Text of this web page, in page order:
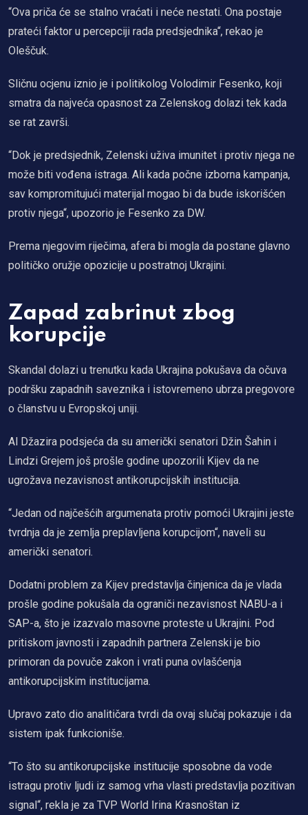
“Ova priča će se stalno vraćati i neće nestati. Ona postaje
prateći faktor u percepciji rada predsjednika“, rekao je
Oleščuk.
Sličnu ocjenu iznio je i politikolog Volodimir Fesenko, koji
smatra da najveća opasnost za Zelenskog dolazi tek kada
se rat završi.
“Dok je predsjednik, Zelenski uživa imunitet i protiv njega ne
može biti vođena istraga. Ali kada počne izborna kampanja,
sav kompromitujući materijal mogao bi da bude iskorišćen
protiv njega“, upozorio je Fesenko za DW.
Prema njegovim riječima, afera bi mogla da postane glavno
političko oružje opozicije u postratnoj Ukrajini.
Zapad zabrinut zbog
korupcije
Skandal dolazi u trenutku kada Ukrajina pokušava da očuva
podršku zapadnih saveznika i istovremeno ubrza pregovore
o članstvu u Evropskoj uniji.
Al Džazira podsjeća da su američki senatori Džin Šahin i
Lindzi Grejem još prošle godine upozorili Kijev da ne
ugrožava nezavisnost antikorupcijskih institucija.
“Jedan od najčešćih argumenata protiv pomoći Ukrajini jeste
tvrdnja da je zemlja preplavljena korupcijom“, naveli su
američki senatori.
Dodatni problem za Kijev predstavlja činjenica da je vlada
prošle godine pokušala da ograniči nezavisnost NABU-a i
SAP-a, što je izazvalo masovne proteste u Ukrajini. Pod
pritiskom javnosti i zapadnih partnera Zelenski je bio
primoran da povuče zakon i vrati puna ovlašćenja
antikorupcijskim institucijama.
Upravo zato dio analitičara tvrdi da ovaj slučaj pokazuje i da
sistem ipak funkcioniše.
“To što su antikorupcijske institucije sposobne da vode
istragu protiv ljudi iz samog vrha vlasti predstavlja pozitivan
signal“, rekla je za TVP World Irina Krasnoštan iz